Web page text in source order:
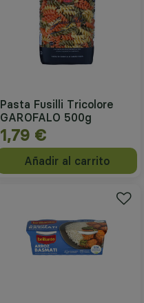
Pasta Fusilli Tricolore
GAROFALO 500g
1,79 €
Añadir al carrito